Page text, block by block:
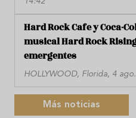
Hard Rock Cafe y Coca-
musical Hard Rock
emergentes
HOLLYWOOD, Florida, 4
Más noticias